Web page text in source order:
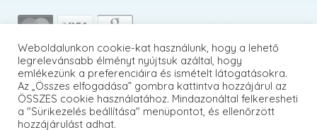
Weboldalunkon cookie-kat használunk, hogy a lehető
legrelevánsabb élményt nyújtsuk azáltal, hogy
emlékezünk a preferenciáira és ismételt látogatásokra.
Az „Összes elfogadása” gombra kattintva hozzájárul az
ÖSSZES cookie használatához. Mindazonáltal felkeresheti
a "Sürikezelés beállítása" menüpontot, és ellenőrzött
hozzájárulást adhat.